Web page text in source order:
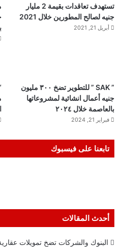
تستهدف تعاقدات بقيمة 2 مليار
جنيه لصالح المطورين خلال 2021
أبريل 21, 2021
” SAK ” للتطوير تضخ ٣٠٠ مليون
جنيه أعمال انشائية لمشروعاتها
بالعاصمة خلال ٢٠٢٤
فبراير 21, 2024
تابعنا على فيسبوك
أحدث المقالات